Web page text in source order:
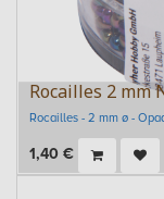
Rocailles 2 mm
Rocailles - 2 mm ø -
1,40 €